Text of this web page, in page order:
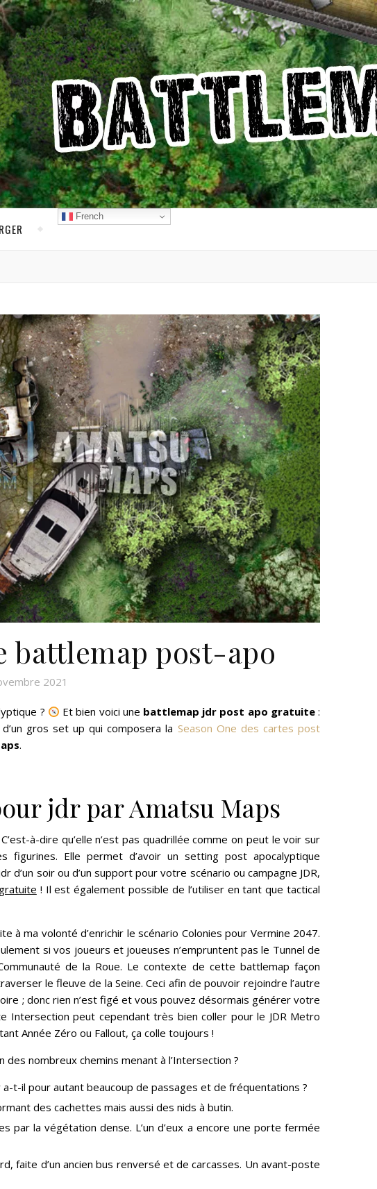
French
battlemap post-apo
2021
? Et bien voici une battlemap jdr post apo gratuite:
gros set up qui composera la Season One des cartes post
.
jdr par Amatsu Maps
à-dire qu’elle n’est pas quadrillée comme on peut le voir sur
figurines. Elle permet d’avoir un setting post apocalyptique
d’un soir ou d’un support pour votre scénario ou campagne JDR,
gratuite ! Il est également possible de l’utiliser en tant que tactical
à ma volonté d’enrichir le scénario Colonies pour Vermine 2047.
si vos joueurs et joueuses n’empruntent pas le Tunnel de
de la Roue. Le contexte de cette battlemap façon
le fleuve de la Seine. Ceci afin de pouvoir rejoindre l’autre
; donc rien n’est figé et vous pouvez désormais générer votre
peut cependant très bien coller pour le JDR Metro
Année Zéro ou Fallout, ça colle toujours !
nombreux chemins menant à l’Intersection ?
t-il pour autant beaucoup de passages et de fréquentations ?
des cachettes mais aussi des nids à butin.
par la végétation dense. L’un d’eux a encore une porte fermée
faite d’un ancien bus renversé et de carcasses. Un avant-poste